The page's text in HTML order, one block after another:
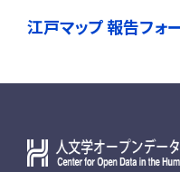
江戸マップ 報告フォ